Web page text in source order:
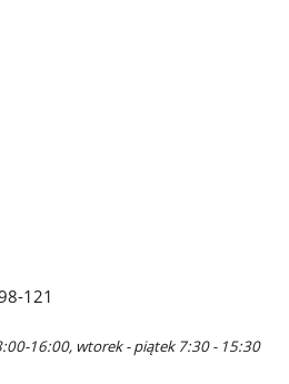
121
16:00, wtorek - piątek 7:30 - 15:30